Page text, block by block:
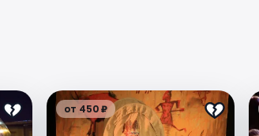
от 450 ₽